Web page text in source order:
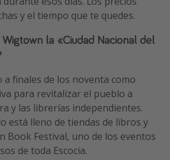
y el tiempo que te quedes.
la «Ciudad Nacional del
finales de los noventa como
para revitalizar el pueblo a
y las librerías independientes.
está lleno de tiendas de libros y
Book Festival, uno de los eventos
de toda Escocia.